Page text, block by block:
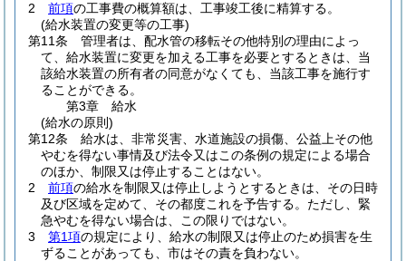
2
前項の工事費の概算額は、工事竣工後に精算する。
(給水装置の変更等の工事)
第11条
管理者は、配水管の移転その他特別の理由によっ
て、給水装置に変更を加える工事を必要とするときは、当
該給水装置の所有者の同意がなくても、当該工事を施行す
ることができる。
第3章
給水
(給水の原則)
第12条
給水は、非常災害、水道施設の損傷、公益上その他
やむを得ない事情及び法令又はこの条例の規定による場合
のほか、制限又は停止することはない。
2
前項の給水を制限又は停止しようとするときは、その日時
及び区域を定めて、その都度これを予告する。 ただし、緊
急やむを得ない場合は、この限りではない。
3
第1項の規定により、給水の制限又は停止のため損害を生
ずることがあっても、市はその責を負わない。